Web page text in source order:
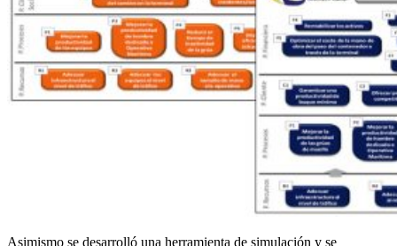
Asimismo se desarrolló una herramienta de simulación y se